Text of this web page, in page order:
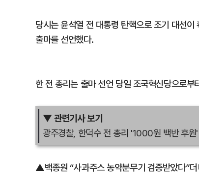
당시는 윤석열 전 대통령 탄핵으로 조기 대선
출마를 선언했다.
한 전 총리는 출마 선언 당일 조국혁신당으로
▼ 관련기사 보기
광주경찰, 한덕수 전 총리 '1000원 백반 후원
▲백종원 “사과주스 농약분무기 검증받았다”